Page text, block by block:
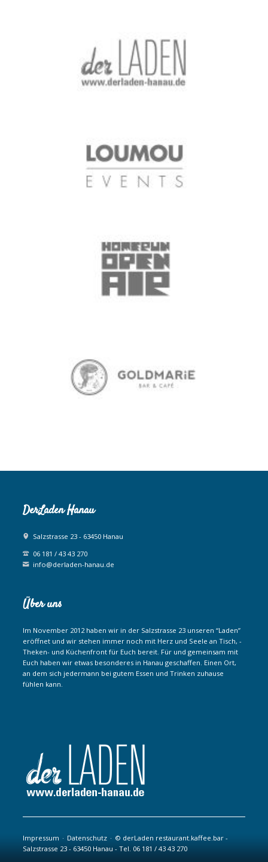
DerLaden Hanau
Salzstrasse 23 - 63450 Hanau
06 181 / 43 43 270
info@derladen-hanau.de
Über uns
Im November 2012 haben wir in der Salzstrasse 23 unseren “Laden”
eröffnet und wir stehen immer noch mit Herz und Seele an Tisch, -
Theken- und Küchenfront für Euch bereit. Für und gemeinsam mit
Euch haben wir etwas besonderes in Hanau geschaffen. Einen Ort,
an dem sich jedermann bei gutem Essen und Trinken zuhause
fühlen kann.
Navigation
überspringen
Impressum Datenschutz
© derLaden restaurant.kaffee.bar -
Salzstrasse 23 - 63450 Hanau - Tel. 06 181 / 43 43 270